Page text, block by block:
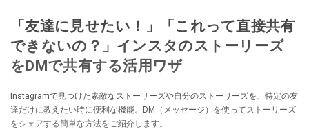
「友達に見せたい！」「これって直接共有
できないの？」インスタのストーリーズ
をDMで共有する活用ワザ
Instagramで見つけた素敵なストーリーズや自分のストーリーズを、特定の友
達だけに教えたい時に便利な機能。DM（メッセージ）を使ってストーリーズ
をシェアする簡単な方法をご紹介します。